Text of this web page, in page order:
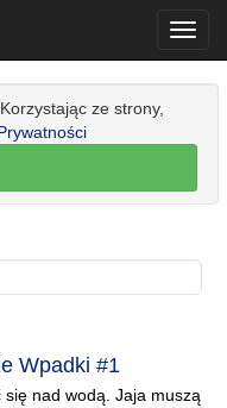
ze strony,
Wpadki #1
nad wodą. Jaja muszą